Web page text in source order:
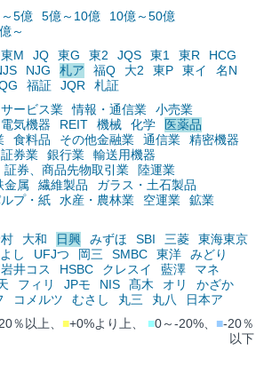
～5億 5億～10億
10億～50億
～
東M JQ 東G 東2 JQS 東1 東R
HCG
NJG 札ア 福Q 大2 東P 東イ
名N
福証 JQR
札証
サービス業 情報・通信業
小売業
電気機器 REIT 機械 化学
医薬品
食料品 その他金融業 通信業
精密機器
証券業 銀行業
輸送用機器
証券、商品先物取引業
陸運業
金属 繊維製品
ガラス・土石製品
プ・紙 水産・農林業 空運業
鉱業
大和 日興 みずほ SBI 三菱
東海東京
し UFJつ 岡三 SMBC 東洋
みどり
岩井コス HSBC クレスイ 藍澤
マネ
フィリ JPモ NIS 髙木 オリ
かざか
コメルツ むさし 丸三 丸八
日本ア
％以上、 ■+0%より上、 ■0～-20%、 ■-20％
以下